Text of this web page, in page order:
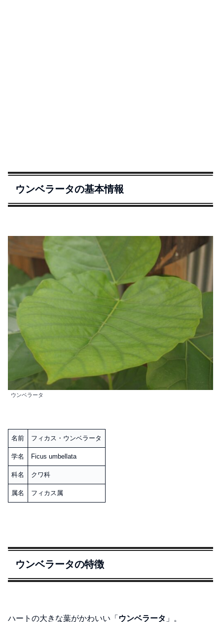
ウンベラータの基本情報
ウンベラータ
名前 フィカス・ウンベラータ
学名 Ficus umbellata
科名 クワ科
属名 フィカス属
ウンベラータの特徴
ハートの大きな葉がかわいい「 ウンベラータ 」。